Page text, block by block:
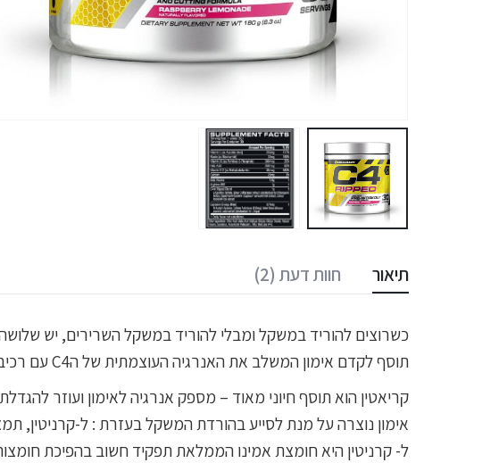
תיאור חוות דעת (2)
כשרוצים להוריד במשקל ומבלי להוריד במשקל השרירים, יש שלושה
תוסף לקדם אימון המשלב את האנרגיה העוצמתית של הC4 עם רכיבים ספציפיים להורדה במשקל. נוסחה זו משפרת את הביצועים שלנו באימון תוך כדי סיוע בשריפת שומן.
אימון נוצרה על מנת לסייע בהורדת המשקל בעזרת : ל-קרניטין,
ל- קרניטין היא חומצת אמינו הממלאת תפקיד חשוב בהפיכת